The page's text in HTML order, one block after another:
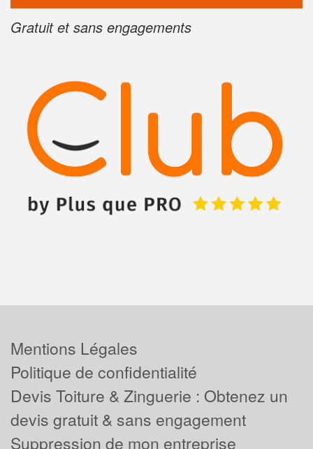
Gratuit et sans engagements
Mentions Légales
Politique de confidentialité
Devis Toiture & Zinguerie : Obtenez un
devis gratuit & sans engagement
Suppression de mon entreprise